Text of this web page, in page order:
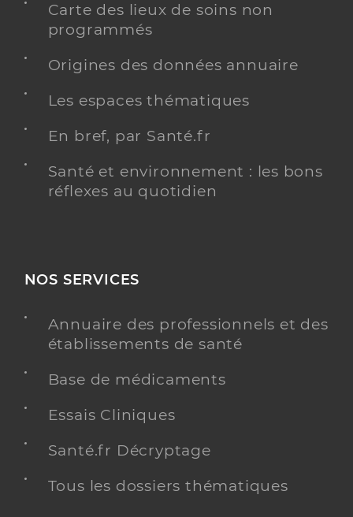
Carte des lieux de soins non
programmés
Origines des données annuaire
Les espaces thématiques
En bref, par Santé.fr
Santé et environnement : les bons
réflexes au quotidien
NOS SERVICES
Annuaire des professionnels et des
établissements de santé
Base de médicaments
Essais Cliniques
Santé.fr Décryptage
Tous les dossiers thématiques